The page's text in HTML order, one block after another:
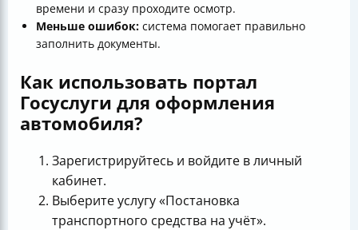
времени и сразу проходите осмотр.
Меньше ошибок: система помогает правильно
заполнить документы.
Как использовать портал
Госуслуги для оформления
автомобиля?
Зарегистрируйтесь и войдите в личный
кабинет.
Выберите услугу «Постановка
транспортного средства на учёт».